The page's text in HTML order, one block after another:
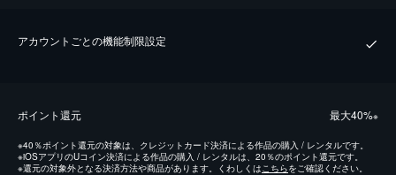
アカウントごとの機能制限設定
ポイント還元 最⼤40%※
※40％ポイント還元の対象は、クレジットカード決済による作品の購入 / レンタルです。
※iOSアプリのUコイン決済による作品の購入 / レンタルは、20％のポイント還元です。
※還元の対象外となる決済方法や商品があります。くわしくは こちらをご確認ください。